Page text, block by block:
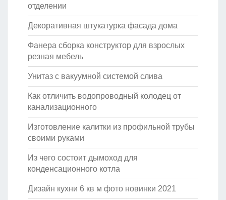
отделении
Декоративная штукатурка фасада дома
Фанера сборка конструктор для взрослых
резная мебель
Унитаз с вакуумной системой слива
Как отличить водопроводный колодец от
канализационного
Изготовление калитки из профильной трубы
своими руками
Из чего состоит дымоход для
конденсационного котла
Дизайн кухни 6 кв м фото новинки 2021